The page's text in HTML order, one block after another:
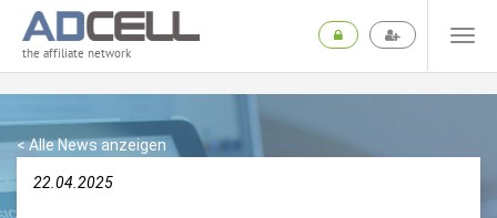
the affiliate network
< Alle News anzeigen
22.04.2025